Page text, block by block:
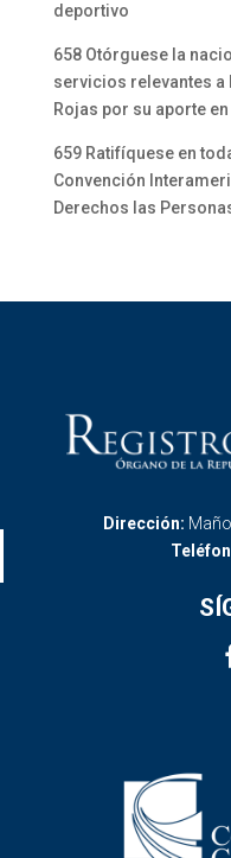
deportivo
658 Otórguese la
servicios relevantes a
Rojas por su aporte
659 Ratifíquese en
Convención
Derechos las
Dirección: